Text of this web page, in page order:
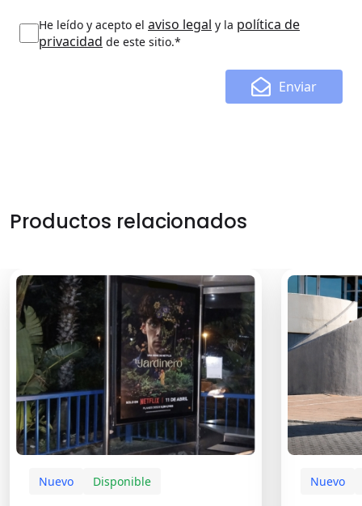
He leído y acepto el aviso legal y la política de
privacidad de este sitio.*
Enviar
Productos relacionados
Nuevo Disponible Nuevo